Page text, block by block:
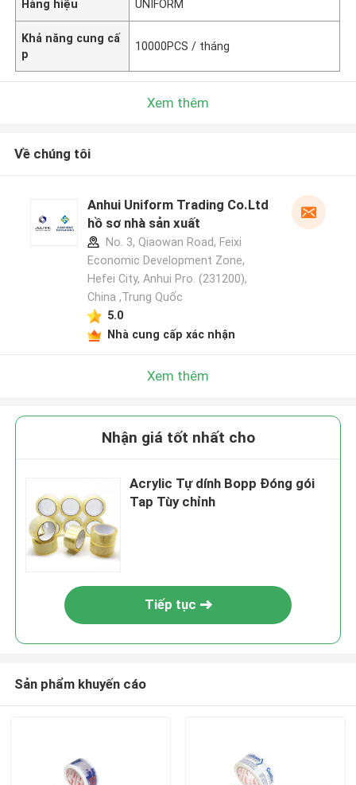
Hàng hiệu UNIFORM
Khả năng cung cấ
p
10000PCS / tháng
Xem thêm
Về chúng tôi
Anhui Uniform Trading Co.Ltd
hồ sơ nhà sản xuất
No. 3, Qiaowan Road, Feixi
Economic Development Zone,
Hefei City, Anhui Pro. (231200),
China ,Trung Quốc
5.0
Nhà cung cấp xác nhận
Xem thêm
Nhận giá tốt nhất cho
Acrylic Tự dính Bopp Đóng gói
Tap Tùy chỉnh
Tiếp tục
Sản phẩm khuyến cáo